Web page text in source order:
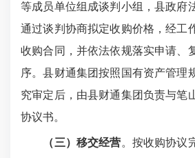
等成员单位组成谈判小组，县政府
通过谈判协商拟定收购价格，经工
收购合同，并依法依规落实申请、
序。县财通集团按照国有资产管理
究审定后，由县财通集团负责与笔
协议书。
（三）移交经营。按收购协议